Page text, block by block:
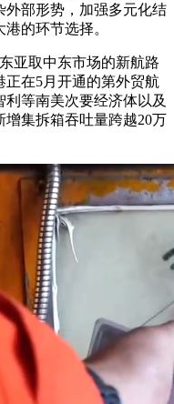
外部形势，加强多元化结
的环节选择。
取中东市场的新航路
在5月开通的第外贸航
等南美次要经济体以及
集拆箱吞吐量跨越20万